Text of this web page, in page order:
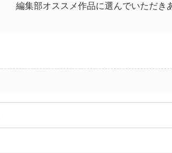
編集部オススメ作品に選んでいただき